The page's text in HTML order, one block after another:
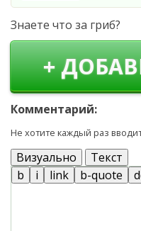
Знаете что за гриб?
+
Комментарий:
Не хотите каждый раз
Визуально Текст